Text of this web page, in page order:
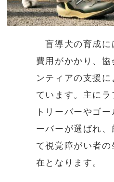
盲導犬の育成に
費用がかかり、協
ンティアの支援に
ています。主にラ
トリーバーやゴ
ーバーが選ばれ
て視覚障がい者
在となります。